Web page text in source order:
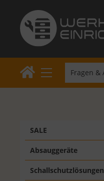
Fragen
SALE
Absauggeräte
Schallschutzlösungen